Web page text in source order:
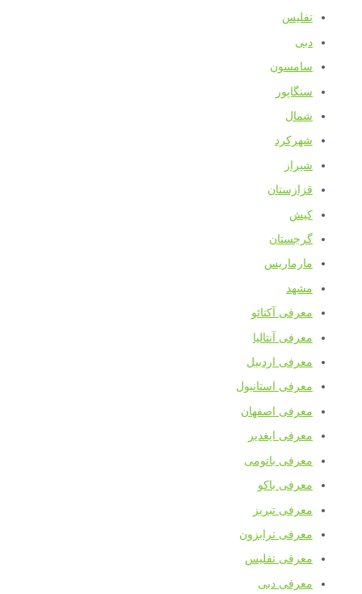
تفلیس
دبی
سامسون
سنگاپور
شمال
شهرکرد
شیراز
قزازستان
کیش
گرجستان
مارماریس
مشهد
معرفی آکتائو
معرفی آنتالیا
معرفی اردبیل
معرفی استانبول
معرفی اصفهان
معرفی ایغدیر
معرفی باتومی
معرفی باکو
معرفی تبریز
معرفی ترابزون
معرفی تفلیس
معرفی دبی